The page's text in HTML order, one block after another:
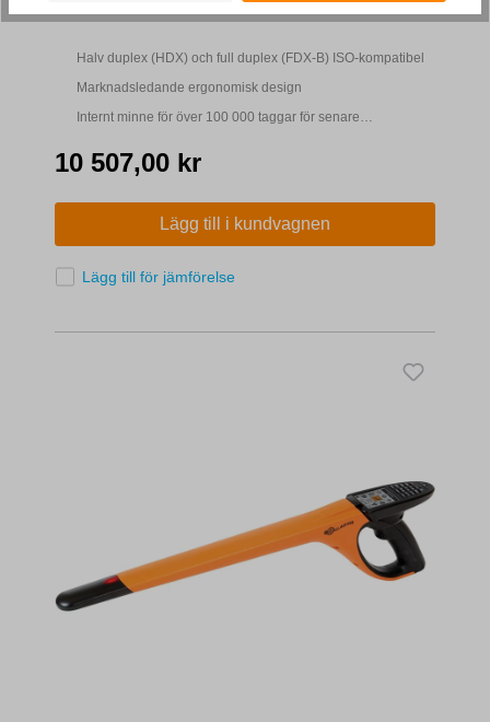
Halv duplex (HDX) och full duplex (FDX-B) ISO-kompatibel
Marknadsledande ergonomisk design
Internt minne för över 100 000 taggar för senare
10 507,00 kr
Lägg till i kundvagnen
Lägg till för jämförelse